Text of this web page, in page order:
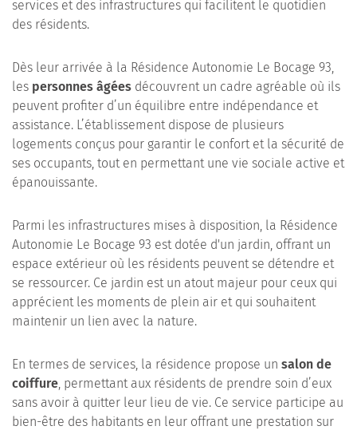
services et des infrastructures qui facilitent le quotidien
des résidents.
Dès leur arrivée à la Résidence Autonomie Le Bocage 93,
les personnes âgées découvrent un cadre agréable où ils
peuvent profiter d’un équilibre entre indépendance et
assistance. L’établissement dispose de plusieurs
logements conçus pour garantir le confort et la sécurité de
ses occupants, tout en permettant une vie sociale active et
épanouissante.
Parmi les infrastructures mises à disposition, la Résidence
Autonomie Le Bocage 93 est dotée d'un jardin, offrant un
espace extérieur où les résidents peuvent se détendre et
se ressourcer. Ce jardin est un atout majeur pour ceux qui
apprécient les moments de plein air et qui souhaitent
maintenir un lien avec la nature.
En termes de services, la résidence propose un salon de
coiffure, permettant aux résidents de prendre soin d’eux
sans avoir à quitter leur lieu de vie. Ce service participe au
bien-être des habitants en leur offrant une prestation sur